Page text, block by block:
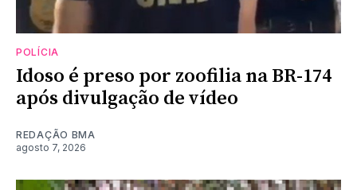
POLÍCIA
Idoso é preso por zoofilia na BR-174
após divulgação de vídeo
REDAÇÃO BMA
agosto 7, 2026